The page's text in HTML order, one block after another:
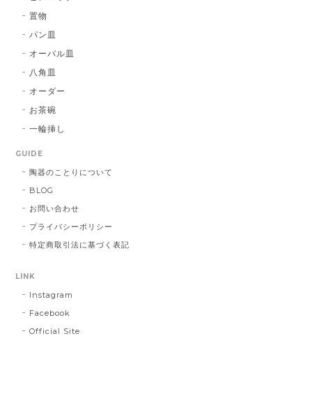
置物
パン皿
オーバル皿
八角皿
オーダー
お茶碗
一輪挿し
GUIDE
陶器のことりについて
BLOG
お問い合わせ
プライバシーポリシー
特定商取引法に基づく表記
LINK
Instagram
Facebook
Official Site